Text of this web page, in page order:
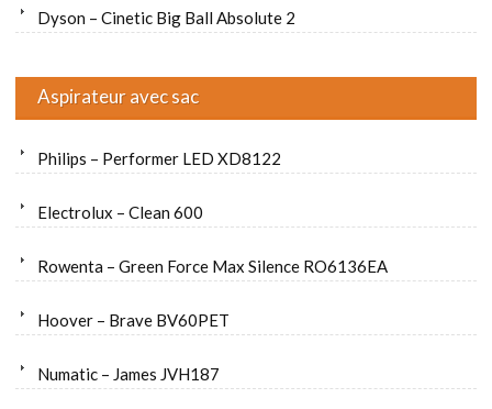
Dyson – Cinetic Big Ball Absolute 2
Aspirateur avec sac
Philips – Performer LED XD8122
Electrolux – Clean 600
Rowenta – Green Force Max Silence RO6136EA
Hoover – Brave BV60PET
Numatic – James JVH187